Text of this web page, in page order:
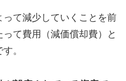
て減少していくことを前
て費用（減価償却費）と
。